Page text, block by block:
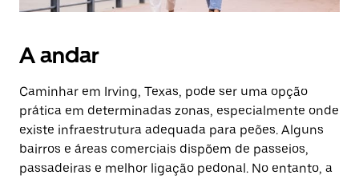
A andar
Caminhar em Irving, Texas, pode ser uma opção
prática em determinadas zonas, especialmente onde
existe infraestrutura adequada para peões. Alguns
bairros e áreas comerciais dispõem de passeios,
passadeiras e melhor ligação pedonal. No entanto, a